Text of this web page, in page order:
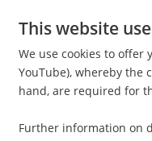
findet jährlich
mit dem
Universität
Bankrechtsforum
Fragen und den
interessierten
This website
We use cookies to offer
YouTube), whereby the
hand, are required for
Further information on